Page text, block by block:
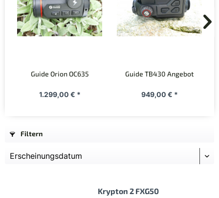
Guide Orion OC635
1.299,00 € *
Guide TB430 Angebot
949,00 € *
Filtern
Krypton 2 FXG50